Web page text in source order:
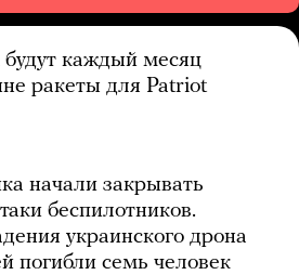
каждый месяц
ракеты для Patriot
начали закрывать
беспилотников.
украинского дрона
погибли семь человек